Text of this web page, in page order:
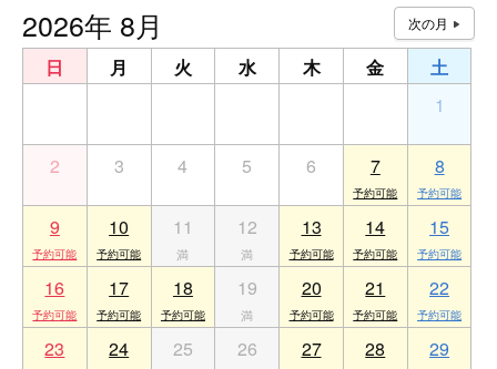
2026年 8月
日 月 火 水 木 金
土
1
2 3 4 5 6 7 8
9 10 11 12 13 14 15
16 17 18 19 20 21 22
23 24 25 26 27 28 29